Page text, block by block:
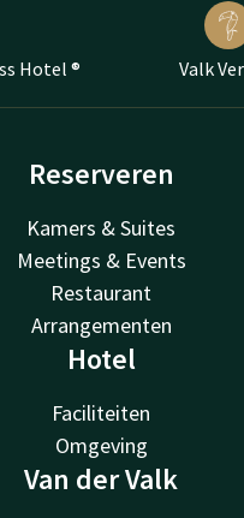
Hotel ® Valk
Reserveren
Kamers & Suites
Meetings & Events
Restaurant
Arrangementen
Hotel
Faciliteiten
Omgeving
Van der Valk